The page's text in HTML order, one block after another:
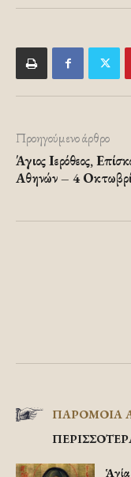
Προηγούμενο άρθρο
Άγιος Ιερόθεος,
Αθηνών – 4
ΠΑΡΟΜΟΙΑ
Ἡ